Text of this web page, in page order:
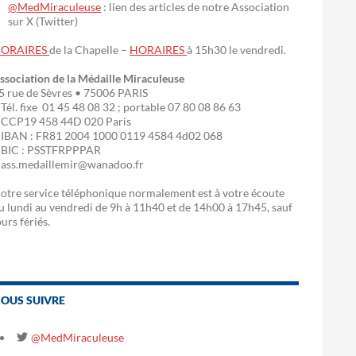
@MedMiraculeuse : lien des articles de notre Association
sur X (Twitter)
de la Chapelle – HORAIRESà 15h30 le vendredi.
de la Médaille Miraculeuse
rue de Sèvres • 75006 PARIS
fixe 01 45 48 08 32 ; portable 07 80 08 86 63
458 44D 020 Paris
: FR81 2004 1000 0119 4584 4d02 068
: PSSTFRPPPAR
service téléphonique normalement est à votre écoute
lundi au vendredi de 9h à 11h40 et de 14h00 à 17h45, sauf
fériés.
SUIVRE
@MedMiraculeuse